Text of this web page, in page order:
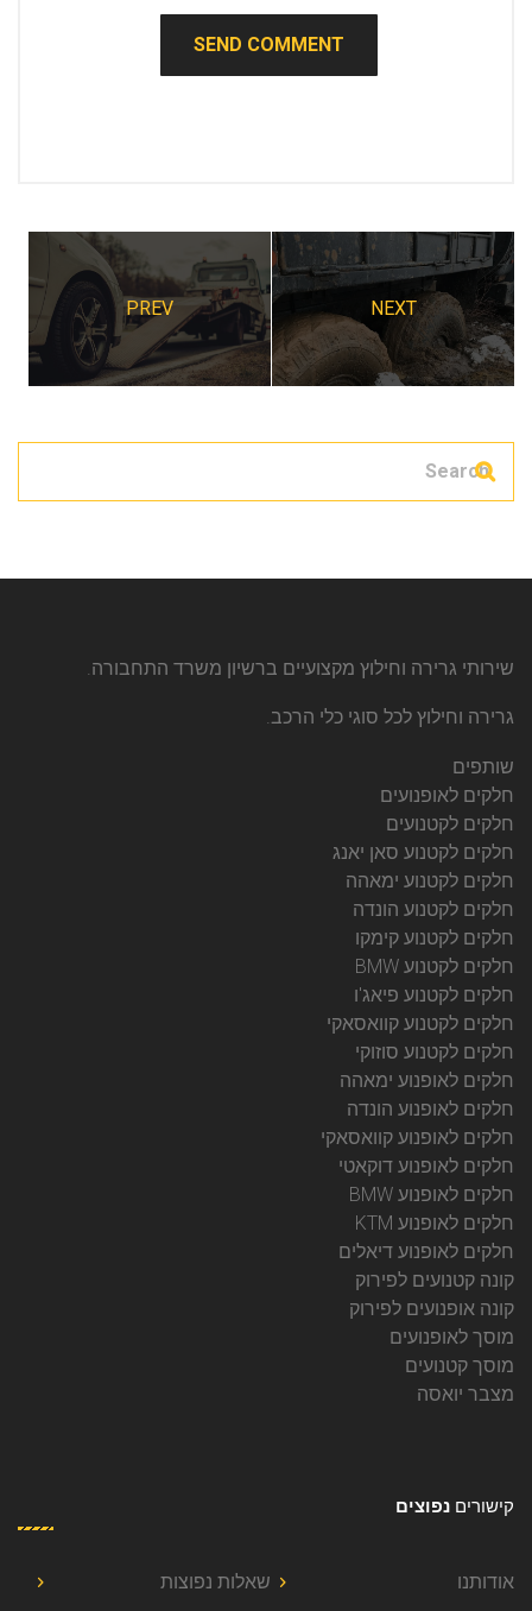
PREV NEXT
שירותי גרירה וחילוץ מקצועיים ברשיון משרד התחבורה.
גרירה וחילוץ לכל סוגי כלי הרכב.
שותפים
חלקים לאופנועים
חלקים לקטנועים
חלקים לקטנוע סאן יאנג
חלקים לקטנוע ימאהה
חלקים לקטנוע הונדה
חלקים לקטנוע קימקו
חלקים לקטנוע BMW
חלקים לקטנוע פיאג'ו
חלקים לקטנוע קוואסאקי
חלקים לקטנוע סוזוקי
חלקים לאופנוע ימאהה
חלקים לאופנוע הונדה
חלקים לאופנוע קוואסאקי
חלקים לאופנוע דוקאטי
חלקים לאופנוע BMW
חלקים לאופנוע KTM
חלקים לאופנוע דיאלים
קונה קטנועים לפירוק
קונה אופנועים לפירוק
מוסך לאופנועים
מוסך קטנועים
מצבר יואסה
קישורים נפוצים
אודותנו שאלות נפוצות